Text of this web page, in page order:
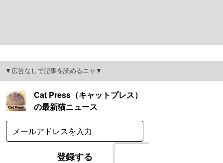
▼広告なしで記事を読めるニャ▼